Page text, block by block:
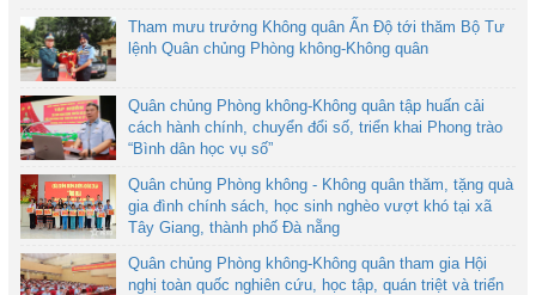
Tham mưu trưởng Không quân Ấn Độ tới thăm Bộ Tư
lệnh Quân chủng Phòng không-Không quân
Quân chủng Phòng không-Không quân tập huấn cải
cách hành chính, chuyển đổi số, triển khai Phong trào
“Bình dân học vụ số”
Quân chủng Phòng không - Không quân thăm, tặng quà
gia đình chính sách, học sinh nghèo vượt khó tại xã
Tây Giang, thành phố Đà nẵng
Quân chủng Phòng không-Không quân tham gia Hội
nghị toàn quốc nghiên cứu, học tập, quán triệt và triển